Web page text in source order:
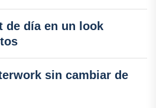
de día en un look
sin cambiar de